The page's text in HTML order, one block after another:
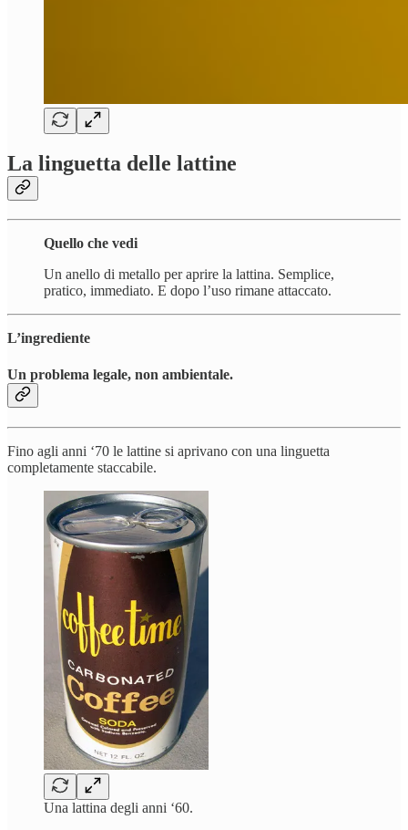
La linguetta delle lattine
Quello che vedi
Un anello di metallo per aprire la lattina. Semplice,
pratico, immediato. E dopo l’uso rimane attaccato.
L’ingrediente
Un problema legale, non ambientale.
Fino agli anni ‘70 le lattine si aprivano con una linguetta
completamente staccabile.
Una lattina degli anni ‘60.